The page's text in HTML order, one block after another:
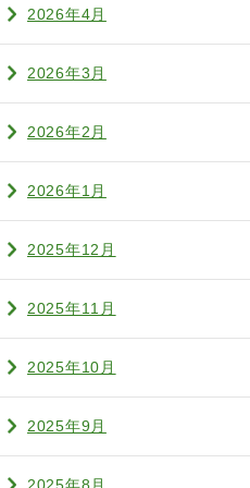
2026年4月
2026年3月
2026年2月
2026年1月
2025年12月
2025年11月
2025年10月
2025年9月